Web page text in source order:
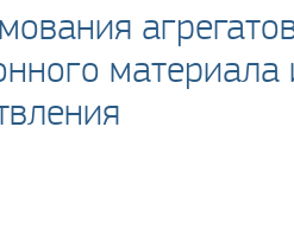
материала